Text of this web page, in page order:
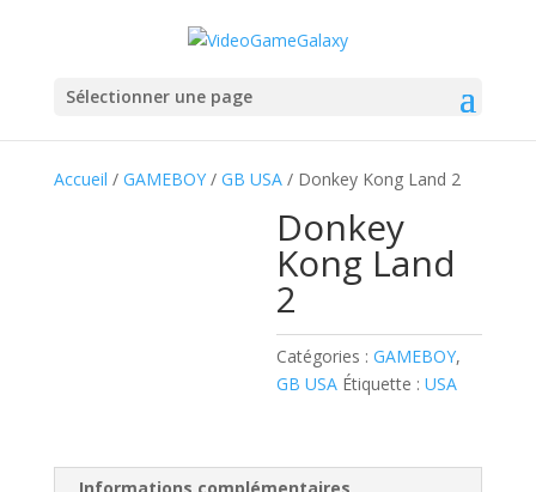
Sélectionner une page
Accueil / GAMEBOY/ GB USA/ Donkey Kong Land 2
Donkey
Kong Land
2
Catégories :GAMEBOY,
GB USA Étiquette :USA